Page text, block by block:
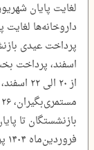
اسفند، پرداخت
از ۲۰
فروردین‌ماه ۱۴۰۴ پرداخت می‌شود.